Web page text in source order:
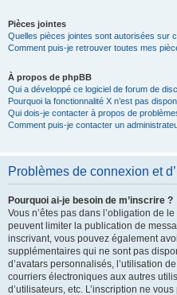
Pièces jointes
Quelles pièces jointes sont autorisées sur
Comment puis-je retrouver toutes mes
À propos de phpBB
Qui a développé ce logiciel de forum de
Pourquoi la fonctionnalité X n’est pas
Qui dois-je contacter à propos de
Comment puis-je contacter un
Problèmes de connexion et
Pourquoi ai-je besoin de m’inscrire ?
Vous n’êtes pas dans l’obligation de
peuvent limiter la publication de
inscrivant, vous pouvez également
supplémentaires qui ne sont pas
d’avatars personnalisés, l’utilisation
courriers électroniques aux autres
d’utilisateurs, etc. L’inscription ne